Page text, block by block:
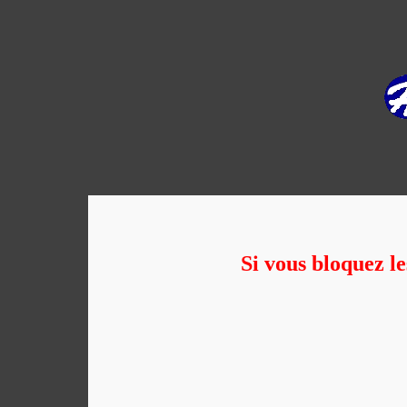
Si vous bloquez